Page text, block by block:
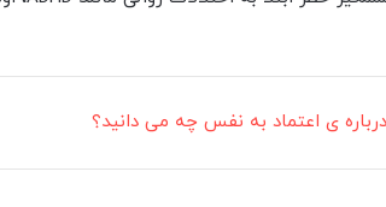
درباره ی اعتماد به نفس چه می دانید؟